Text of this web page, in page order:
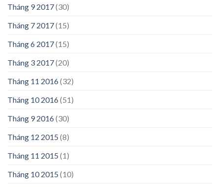
Tháng 9 2017(30)
Tháng 7 2017(15)
Tháng 6 2017(15)
Tháng 3 2017(20)
Tháng 11 2016(32)
Tháng 10 2016(51)
Tháng 9 2016(30)
Tháng 12 2015 (8)
Tháng 11 2015 (1)
Tháng 10 2015 (10)